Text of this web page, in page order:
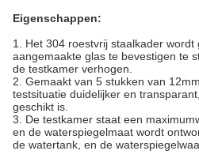
Eigenschappen:
1. Het 304 roestvrij staalkader wordt
aangemaakte glas te bevestigen te
de testkamer verhogen.
2. Gemaakt van 5 stukken van
testsituatie duidelijker en
geschikt is.
3. De testkamer staat een
en de waterspiegelmaat wordt
de watertank, en de